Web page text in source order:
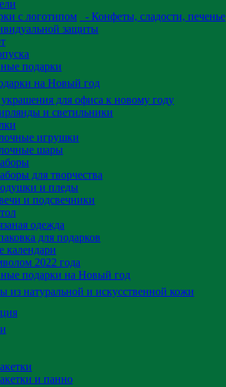
с логотипом
- Конфеты, сладости, печенье
защиты
на Новый год
для офиса к новому году
и светильники
игрушки
шары
для творчества
и пледы
и подсвечники
одежда
для подарков
календари
2022 года
из натуральной и искусственной кожи
и панно